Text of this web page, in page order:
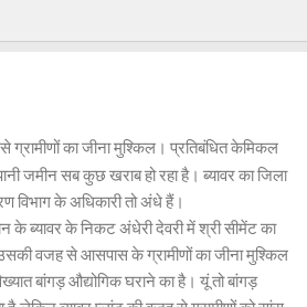
ग्रामीणों का जीना मुश्किल। प्रतिबंधित केमिकल
जमीन सब कुछ खराब हो रहा है। ब्यावर का जिला
विभाग के अधिकारी तो अंधे हैं।
के ब्यावर के निकट अंधेरी देवरी में श्री सीमेंट का
वजह से आसपास के ग्रामीणों का जीना मुश्किल
बांगड़ औद्योगिक घराने का है। यूं तो बांगड़